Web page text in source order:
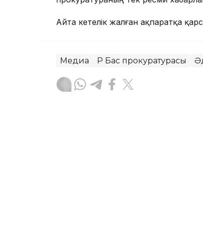
Айта кетелік жалған ақпаратқа
Медиа ҚР Бас прокуратурасы